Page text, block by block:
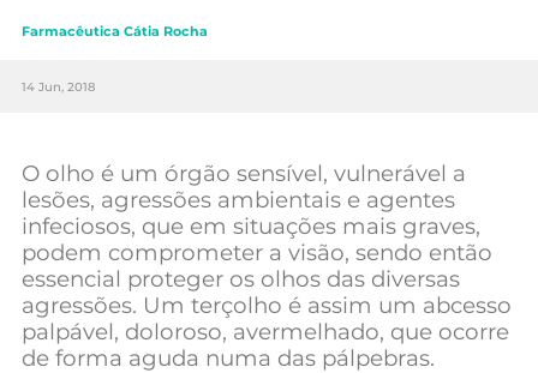
Animais de Estimação
Farmacêutica Cátia Rocha
14 Jun, 2018
O olho é um órgão sensível, vulnerável a
lesões, agressões ambientais e agentes
infeciosos, que em situações mais graves,
podem comprometer a visão, sendo então
essencial proteger os olhos das diversas
agressões. Um terçolho é assim um abcesso
palpável, doloroso, avermelhado, que ocorre
de forma aguda numa das pálpebras.